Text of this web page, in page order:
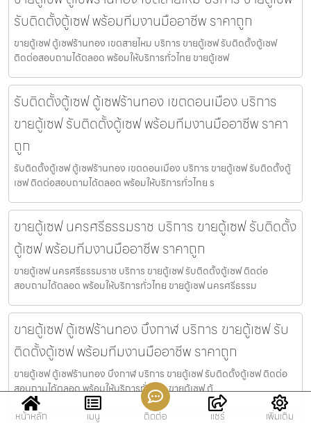
รับติดตั้งตู้เซฟ พร้อมทีมงานมืออาชีพ ราคาถูก
ขายตู้เซฟ ตู้เซฟร้านทอง เขตสายไหม บริการ ขายตู้เซฟ รับติดตั้งตู้เซฟ
ติดต่อสอบถามได้ตลอด พร้อมให้บริการทั่วไทย ขายตู้เซฟ
รับติดตั้งตู้เซฟ ตู้เซฟร้านทอง เขตดอนเมือง บริการ
ขายตู้เซฟ รับติดตั้งตู้เซฟ พร้อมทีมงานมืออาชีพ ราคา
ถูก
รับติดตั้งตู้เซฟ ตู้เซฟร้านทอง เขตดอนเมือง บริการ ขายตู้เซฟ รับติดตั้งตู้
เซฟ ติดต่อสอบถามได้ตลอด พร้อมให้บริการทั่วไทย ร
ขายตู้เซฟ นครศรีธรรมราช บริการ ขายตู้เซฟ รับติดตั้ง
ตู้เซฟ พร้อมทีมงานมืออาชีพ ราคาถูก
ขายตู้เซฟ นครศรีธรรมราช บริการ ขายตู้เซฟ รับติดตั้งตู้เซฟ ติดต่อ
สอบถามได้ตลอด พร้อมให้บริการทั่วไทย ขายตู้เซฟ นครศรีธรรม
ขายตู้เซฟ ตู้เซฟร้านทอง บึงกาฬ บริการ ขายตู้เซฟ รับ
ติดตั้งตู้เซฟ พร้อมทีมงานมืออาชีพ ราคาถูก
ขายตู้เซฟ ตู้เซฟร้านทอง บึงกาฬ บริการ ขายตู้เซฟ รับติดตั้งตู้เซฟ ติดต่อ
สอบถามได้ตลอด พร้อมให้บริการทั่วไทย ขายตู้เซฟ ตู้
หน้าหลัก เมนู ติดต่อ แชร์ เพิ่มเติม